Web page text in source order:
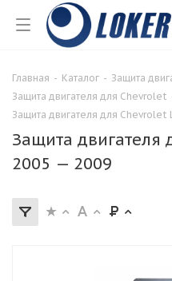
Главная - Каталог - Защита
Защита двигателя для Chevrolet
Защита двигателя для Chevrolet
Защита двигателя
2005 — 2009